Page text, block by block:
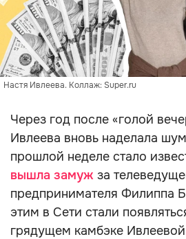
Настя Ивлеева. Коллаж: Super.ru
Через год после «голой
Ивлеева вновь наделала
прошлой неделе стало
вышла замуж за
предпринимателя Филиппа
этим в Сети стали
грядущем камбэке Ивлеевой